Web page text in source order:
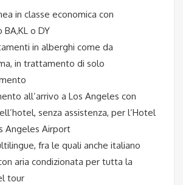
in classe economica con
o DY
in alberghi come da
in trattamento di solo
all’arrivo a Los Angeles con
senza assistenza, per l’Hotel
Angeles Airport
fra le quali anche italiano
aria condizionata per tutta la
tour